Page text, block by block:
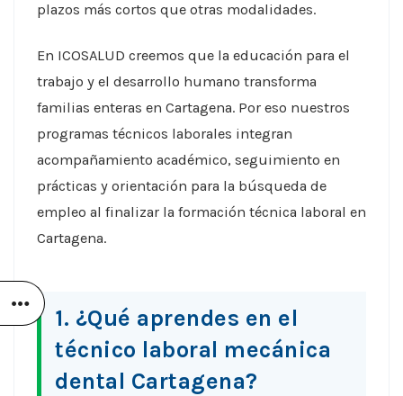
plazos más cortos que otras modalidades.
En ICOSALUD creemos que la educación para el
trabajo y el desarrollo humano transforma
familias enteras en Cartagena. Por eso nuestros
programas técnicos laborales integran
acompañamiento académico, seguimiento en
prácticas y orientación para la búsqueda de
empleo al finalizar la formación técnica laboral en
Cartagena.
1. ¿Qué aprendes en el
técnico laboral mecánica
dental Cartagena?